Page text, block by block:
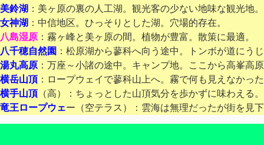
美鈴湖 ：美ヶ原の裏の人工湖。観光客の少ない地味な観光地。
女神湖 ：中信地区。ひっそりとした湖。穴場的存在。
八島湿原 ：霧ヶ峰と美ヶ原の間。植物が豊富。散策に最適。
八千穂自然園 ：松原湖から蓼科へ向う途中。トンボが道にう
湯丸高原 ：万座～小諸の途中。キャンプ地。ここから高峯高
横岳山頂 ：ロープウェイで蓼科山上へ。霧で何も見えなかっ
横手山頂 （高）：ちょっとした山頂気分を歩かずに味わえる
竜王ロープウェー（空テラス） ：雲海は無理だったが街を見